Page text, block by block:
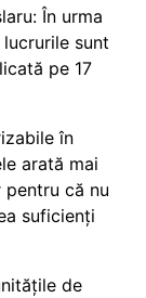
În urma
sunt
pe 17
în
arată mai
că nu
suficienți
de